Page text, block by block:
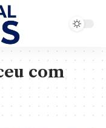
com